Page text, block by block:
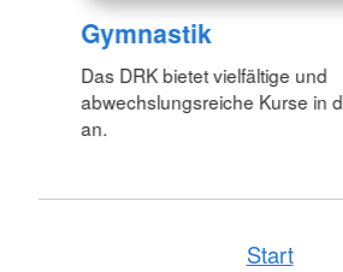
Gymnastik
Das DRK bietet vielfältige und
abwechslungsreiche Kurse in
an.
Start